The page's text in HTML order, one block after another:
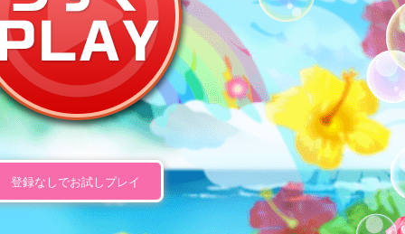
登録なしでお試しプレイ